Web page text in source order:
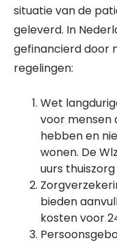
situatie van de
geleverd. In
gefinancierd door
regelingen:
Wet
voor mensen
hebben en
wonen. De
uurs
bieden
kosten voor